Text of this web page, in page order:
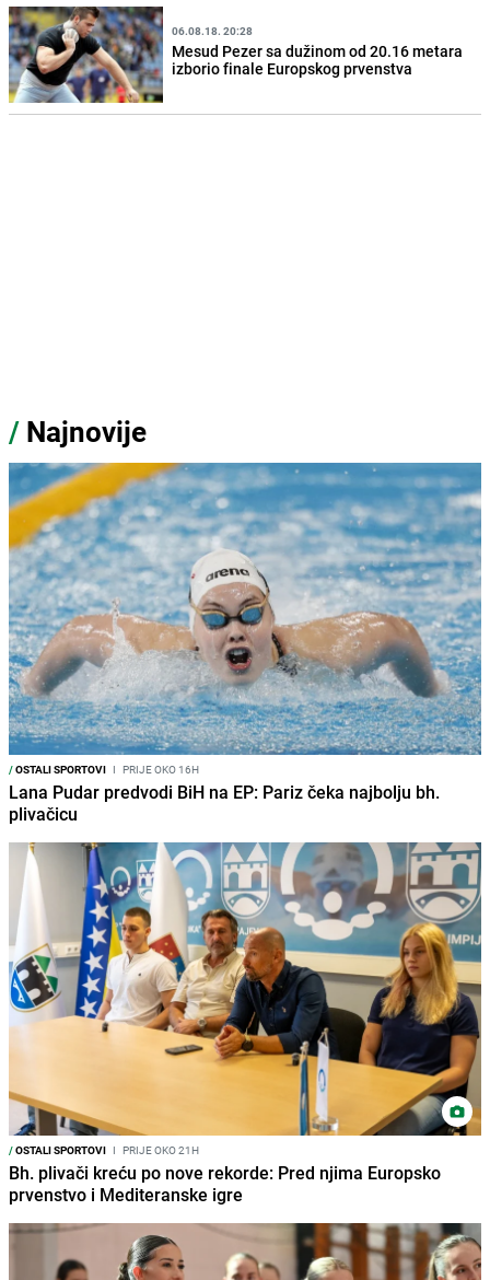
06.08.18. 20:28
Mesud Pezer sa dužinom od 20.16 metara
izborio finale Europskog prvenstva
/ Najnovije
/OSTALI SPORTOVI I PRIJE OKO 16H
Lana Pudar predvodi BiH na EP: Pariz čeka najbolju bh.
plivačicu
/OSTALI SPORTOVI I PRIJE OKO 21H
Bh. plivači kreću po nove rekorde: Pred njima Europsko
prvenstvo i Mediteranske igre